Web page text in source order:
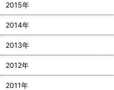
2015年
2014年
2013年
2012年
2011年